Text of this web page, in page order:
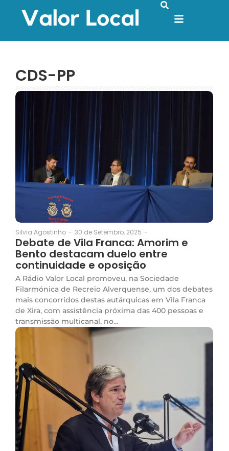
CDS-PP
Silvia Agostinho - 30 de Setembro, 2025 -
Debate de Vila Franca: Amorim e
Bento destacam duelo entre
continuidade e oposição
A Rádio Valor Local promoveu, na Sociedade
Filarmónica de Recreio Alverquense, um dos debates
mais concorridos destas autárquicas em Vila Franca
de Xira, com assistência próxima das 400 pessoas e
transmissão multicanal, no...